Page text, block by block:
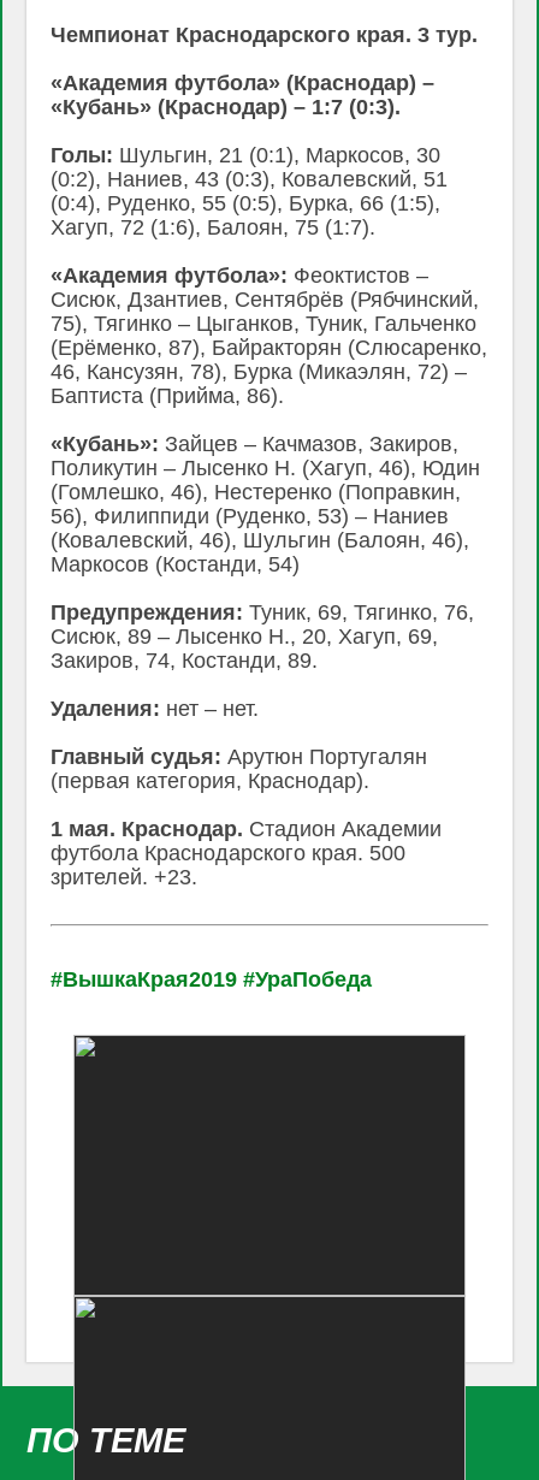
Чемпионат Краснодарского края. 3 тур.
«Академия футбола» (Краснодар) –
«Кубань» (Краснодар) – 1:7 (0:3).
Голы: Шульгин, 21 (0:1), Маркосов, 30
(0:2), Наниев, 43 (0:3), Ковалевский, 51
(0:4), Руденко, 55 (0:5), Бурка, 66 (1:5),
Хагуп, 72 (1:6), Балоян, 75 (1:7).
«Академия футбола»: Феоктистов –
Сисюк, Дзантиев, Сентябрёв (Рябчинский,
75), Тягинко – Цыганков, Туник, Гальченко
(Ерёменко, 87), Байракторян (Слюсаренко,
46, Кансузян, 78), Бурка (Микаэлян, 72) –
Баптиста (Прийма, 86).
«Кубань»:Зайцев – Качмазов, Закиров,
Поликутин – Лысенко Н. (Хагуп, 46), Юдин
(Гомлешко, 46), Нестеренко (Поправкин,
56), Филиппиди (Руденко, 53) – Наниев
(Ковалевский, 46), Шульгин (Балоян, 46),
Маркосов (Костанди, 54)
Предупреждения:Туник, 69, Тягинко, 76,
Сисюк, 89 – Лысенко Н., 20, Хагуп, 69,
Закиров, 74, Костанди, 89.
Удаления: нет – нет.
Главный судья:Арутюн Португалян
(первая категория, Краснодар).
1 мая. Краснодар. Стадион Академии
футбола Краснодарского края. 500
зрителей. +23.
#ВышкаКрая2019 #УраПобеда
ПО ТЕМЕ